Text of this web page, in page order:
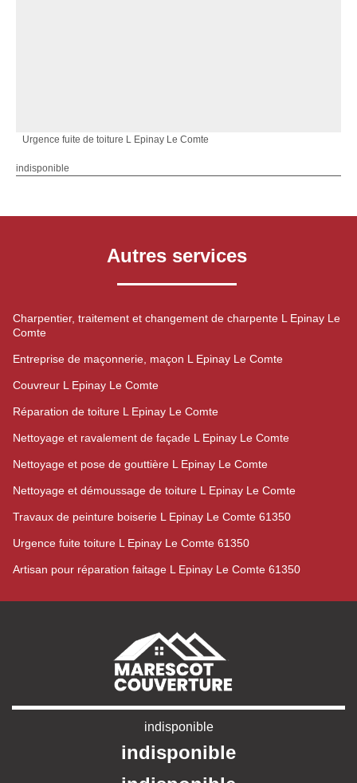
Urgence fuite de toiture L Epinay Le Comte
indisponible
Autres services
Charpentier, traitement et changement de charpente L Epinay Le
Comte
Entreprise de maçonnerie, maçon L Epinay Le Comte
Couvreur L Epinay Le Comte
Réparation de toiture L Epinay Le Comte
Nettoyage et ravalement de façade L Epinay Le Comte
Nettoyage et pose de gouttière L Epinay Le Comte
Nettoyage et démoussage de toiture L Epinay Le Comte
Travaux de peinture boiserie L Epinay Le Comte 61350
Urgence fuite toiture L Epinay Le Comte 61350
Artisan pour réparation faitage L Epinay Le Comte 61350
indisponible
indisponible